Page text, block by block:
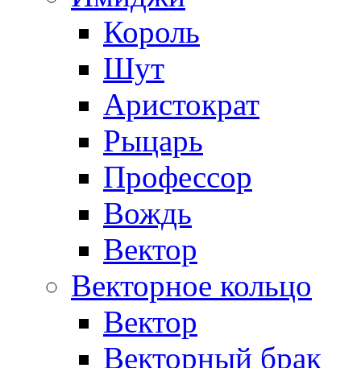
Король
Шут
Аристократ
Рыцарь
Профессор
Вождь
Вектор
Векторное кольцо
Вектор
Векторный брак